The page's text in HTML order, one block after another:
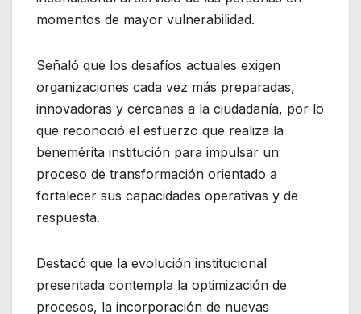
momentos de mayor vulnerabilidad.
Señaló que los desafíos actuales exigen
organizaciones cada vez más preparadas,
innovadoras y cercanas a la ciudadanía, por lo
que reconoció el esfuerzo que realiza la
benemérita institución para impulsar un
proceso de transformación orientado a
fortalecer sus capacidades operativas y de
respuesta.
Destacó que la evolución institucional
presentada contempla la optimización de
procesos, la incorporación de nuevas